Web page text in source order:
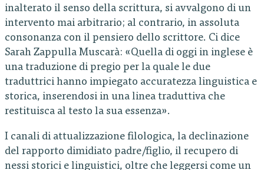
inalterato il senso della scrittura, si avvalgono di un
intervento mai arbitrario; al contrario, in assoluta
consonanza con il pensiero dello scrittore. Ci dice
Sarah Zappulla Muscarà: «Quella di oggi in inglese è
una traduzione di pregio per la quale le due
traduttrici hanno impiegato accuratezza linguistica e
storica, inserendosi in una linea traduttiva che
restituisca al testo la sua essenza».
I canali di attualizzazione filologica, la declinazione
del rapporto dimidiato padre/figlio, il recupero di
nessi storici e linguistici, oltre che leggersi come un